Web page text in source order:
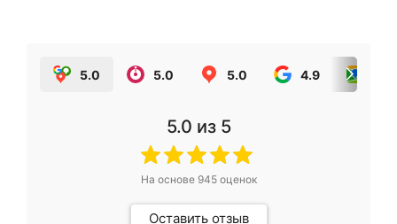
5.0 5.0 5.0 4.9
5.0 из 5
На основе 945оценок
Оставить отзыв